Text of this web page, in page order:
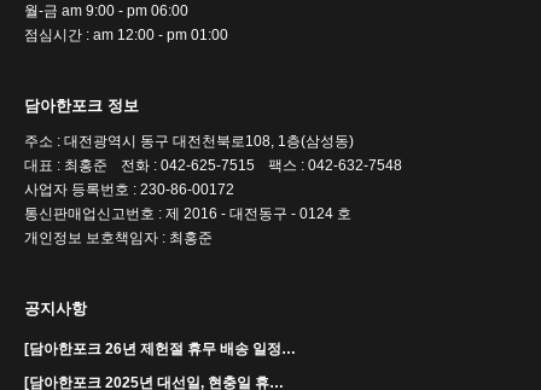
월-금 am 9:00 - pm 06:00
점심시간 : am 12:00 - pm 01:00
담아한포크 정보
주소 : 대전광역시 동구 대전천북로108, 1층(삼성동)
대표 : 최홍준
전화 : 042-625-7515
팩스 : 042-632-7548
사업자 등록번호 : 230-86-00172
통신판매업신고번호 : 제 2016 - 대전동구 - 0124 호
개인정보 보호책임자 : 최홍준
공지사항
[담아한포크 26년 제헌절 휴무 배송 일정…
[담아한포크 2025년 대선일, 현충일 휴…